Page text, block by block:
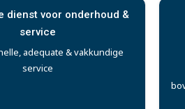
dienst voor onderhoud &
service
adequate & vakkundige
service